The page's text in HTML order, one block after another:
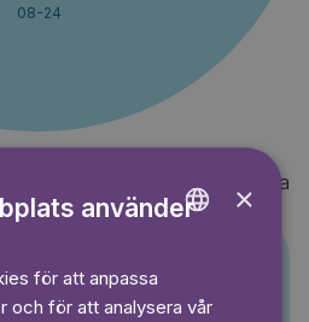
08-24
Visa alla
×
använder
för att anpassa
och för att analysera vår